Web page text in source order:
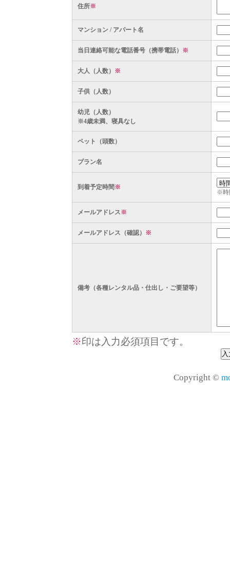
住所※
マンション / アパート名
当日連絡可能な電話番号（携帯電話） ※
大人（人数） ※
子供（人数）
幼児（人数）
※4歳未満、寝具なし
ペット（頭数）
プラン名
到着予定時間※
※時
メールアドレス※
メールアドレス（確認） ※
備考（各種レンタル品・仕出し・ご要望等）
※印は入力必須項目です。
Copyright ©